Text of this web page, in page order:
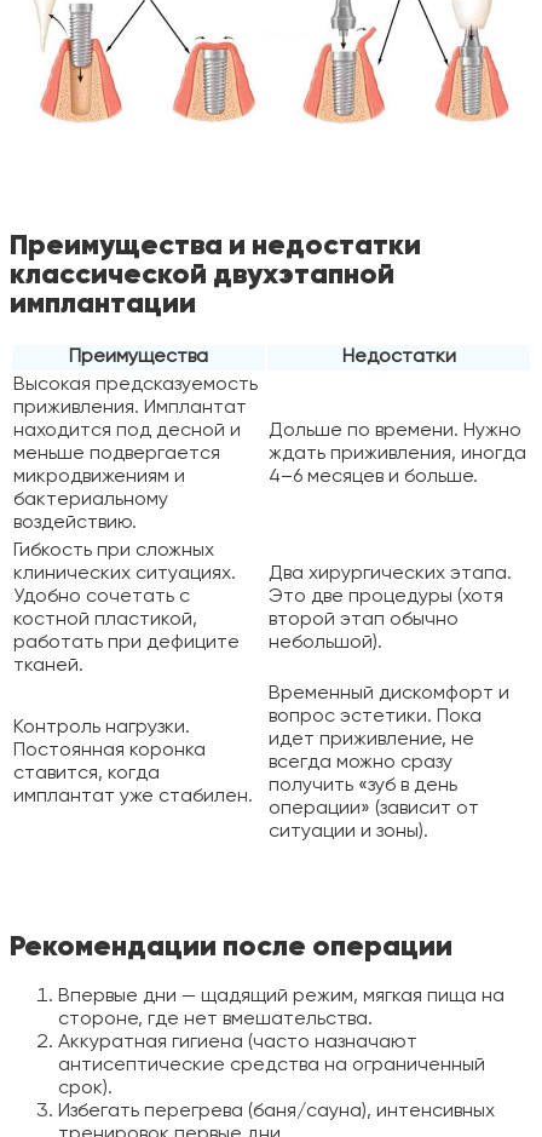
Преимущества и недостатки
классической двухэтапной
имплантации
Преимущества
Недостатки
Высокая предсказуемость
приживления. Имплантат
находится под десной и
меньше подвергается
микродвижениям и
бактериальному
воздействию.
Дольше по времени. Нужно
ждать приживления, иногда
4–6 месяцев и больше.
Гибкость при сложных
клинических ситуациях.
Удобно сочетать с
костной пластикой,
работать при дефиците
тканей.
Два хирургических этапа.
Это две процедуры (хотя
второй этап обычно
небольшой).
Контроль нагрузки.
Постоянная коронка
ставится, когда
имплантат уже стабилен.
Временный дискомфорт и
вопрос эстетики. Пока
идет приживление, не
всегда можно сразу
получить «зуб в день
операции» (зависит от
ситуации и зоны).
Рекомендации после операции
Впервые дни — щадящий режим, мягкая пища на
стороне, где нет вмешательства.
Аккуратная гигиена (часто назначают
антисептические средства на ограниченный
срок).
Избегать перегрева (баня/сауна), интенсивных